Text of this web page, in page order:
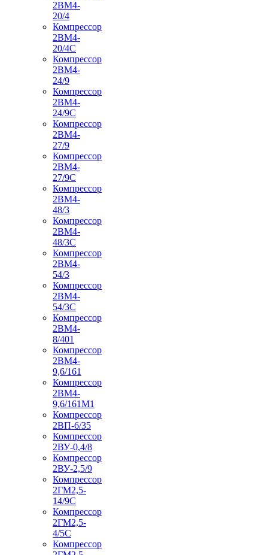
2ВМ4-
20/4
Компрессор
2ВМ4-
20/4С
Компрессор
2ВМ4-
24/9
Компрессор
2ВМ4-
24/9С
Компрессор
2ВМ4-
27/9
Компрессор
2ВМ4-
27/9С
Компрессор
2ВМ4-
48/3
Компрессор
2ВМ4-
48/3С
Компрессор
2ВМ4-
54/3
Компрессор
2ВМ4-
54/3С
Компрессор
2ВМ4-
8/401
Компрессор
2ВМ4-
9,6/161
Компрессор
2ВМ4-
9,6/161М1
Компрессор
2ВП-6/35
Компрессор
2ВУ-0,4/8
Компрессор
2ВУ-2,5/9
Компрессор
2ГМ2,5-
14/9С
Компрессор
2ГМ2,5-
4/5С
Компрессор